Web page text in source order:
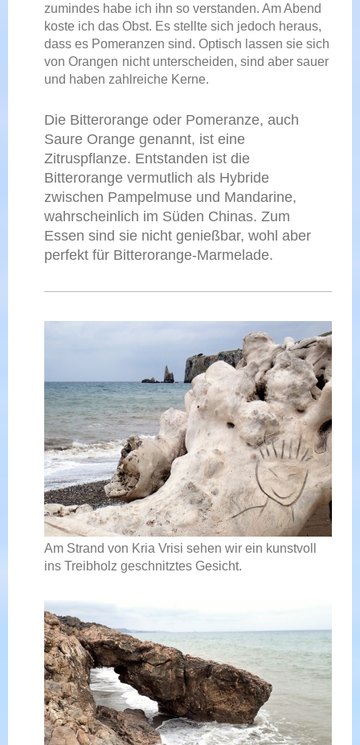
zumindes habe ich ihn so verstanden. Am Abend
koste ich das Obst. Es stellte sich jedoch heraus,
dass es Pomeranzen sind. Optisch lassen sie sich
von Orangen nicht unterscheiden, sind aber sauer
und haben zahlreiche Kerne.
Die Bitterorange oder Pomeranze, auch
Saure Orange genannt, ist eine
Zitruspflanze. Entstanden ist die
Bitterorange vermutlich als Hybride
zwischen Pampelmuse und Mandarine,
wahrscheinlich im Süden Chinas. Zum
Essen sind sie nicht genießbar, wohl aber
perfekt für Bitterorange-Marmelade.
Am Strand von Kria Vrisi sehen wir ein kunstvoll
ins Treibholz geschnitztes Gesicht.